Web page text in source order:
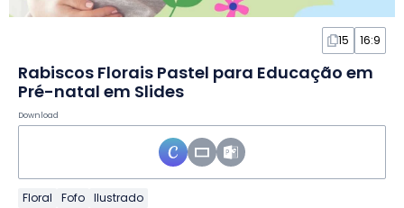
15 16:9
Rabiscos Florais Pastel para Educação em
Pré-natal em Slides
Download
Floral Fofo Ilustrado